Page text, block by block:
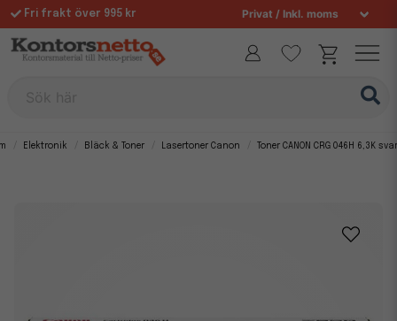
Fri frakt över 995 kr
Elektronik Bläck & Toner Lasertoner Canon Toner CANON CRG 046H 6,3K